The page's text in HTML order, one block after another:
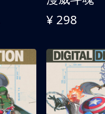
¥ 298